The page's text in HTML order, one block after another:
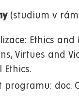
(studium v
Ethics
Virtues and
Ethics.
programu: doc.